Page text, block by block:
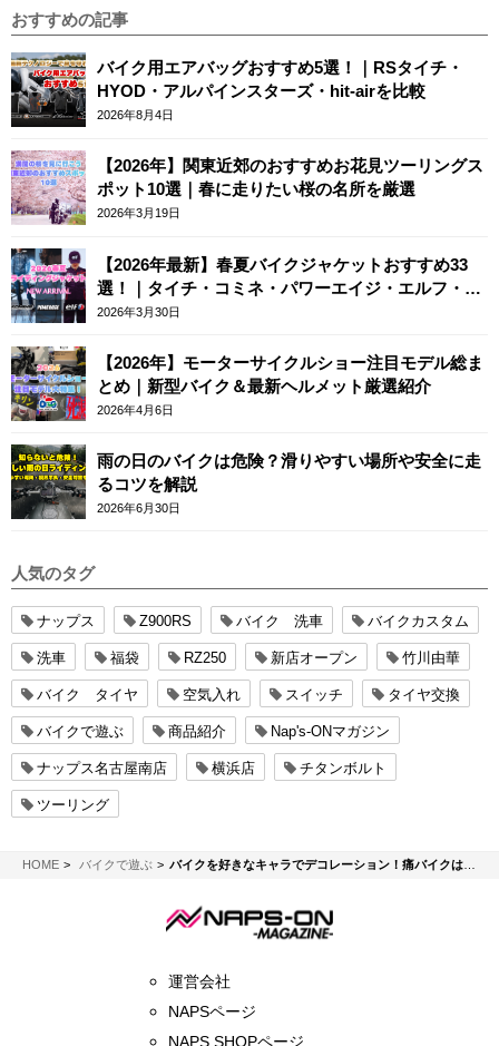
おすすめの記事
バイク用エアバッグおすすめ5選！｜RSタイチ・
HYOD・アルパインスターズ・hit-airを比較
2026年8月4日
【2026年】関東近郊のおすすめお花見ツーリングス
ポット10選｜春に走りたい桜の名所を厳選
2026年3月19日
【2026年最新】春夏バイクジャケットおすすめ33
選！｜タイチ・コミネ・パワーエイジ・エルフ・エ
ースカフェロンドン
2026年3月30日
【2026年】モーターサイクルショー注目モデル総ま
とめ｜新型バイク＆最新ヘルメット厳選紹介
2026年4月6日
雨の日のバイクは危険？滑りやすい場所や安全に走
るコツを解説
2026年6月30日
人気のタグ
ナップス Z900RS バイク 洗車 バイクカスタム
洗車 福袋 RZ250 新店オープン 竹川由華
バイク タイヤ 空気入れ スイッチ タイヤ交換
バイクで遊ぶ 商品紹介 Nap's-ONマガジン
ナップス名古屋南店 横浜店 チタンボルト
ツーリング
HOMENAPS-ON マガジン
バイクで遊ぶ バイクを好きなキャラでデコレーション！痛バイクはどうやって作る？
運営会社
NAPSページ
NAPS SHOPページ